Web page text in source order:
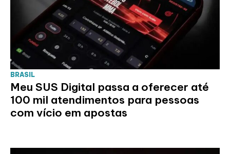
BRASIL
Meu SUS Digital passa a oferecer até
100 mil atendimentos para pessoas
com vício em apostas